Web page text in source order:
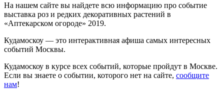
На нашем сайте вы найдете всю информацию про событие
выставка роз и редких декоративных растений в
«Аптекарском огороде» 2019.
Кудамоскоу — это интерактивная афиша самых интересных
событий Москвы.
Кудамоскоу в курсе всех событий, которые пройдут в Москве.
Если вы знаете о событии, которого нет на сайте, сообщите
нам!